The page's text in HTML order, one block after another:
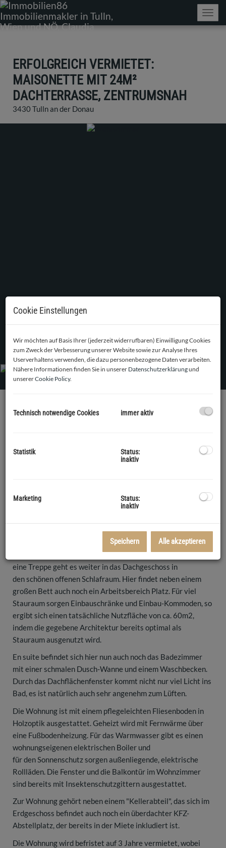
ERFOLGREICH VERMIETET:
MAISONETTE MIT 24M²
DACHTERRASSE, ZENTRUMSNAH
3430 Tulln an der Donau
Wohnzimmer
BESCHREIBUNG
helle 2-Zimmer Maisonette Wohnung in zentrumsnaher
bietet Platz für eine schöne Einbauküche, eine gemütliche
Sofa Ecke sowie einen Esstisch und öffnet sich auf die
Terrasse ist bereits mit 2 großen Markisen ausgestattet. Auf
dieser Etage finden sie außerdem ein WC sowie einen
kleinen Abstellraum mit Platz für die Waschmaschine. Über
eine Treppe geht es weiter in das Dachgeschoss in
den schönen offenen Schlafraum. Hier findet neben einem
großen Bett auch noch ein Arbeitsbereich Platz. Für viel
Stauraum sorgen Einbauschränke und Einbau-Kommoden, so
ergibt sich einen tatsächliche Nutzfläche von ca. 60m2,
indem die gegebene Architektur bereits optimal als
Stauraum ausgenutzt wird.
En suite befindet sich hier nun auch noch das Badezimmer
mit einer schmalen Dusch-Wanne und einem Waschbecken.
Durch das Dachflächenfenster kommt nicht nur viel Licht ins
Bad, es ist natürlich auch sehr angenehm zum Lüften.
Die Wohnung ist mit einem pflegeleichten Fliesenboden in
Holzoptik ausgestattet. Geheizt wird mit Fernwärme über
eine Fußbodenheizung. Für das Warmwasser gibt es einen
wohnungseigenen elektrischen Boiler und
für den Sonnenschutz sorgen außenliegende, elektrische
Rollläden. Die Fenster und die Balkontür im Wohnzimmer
sind bereits mit Insektenschutzgittern ausgestattet.
Zur Wohnung gehört neben einem "Kellerabteil", das sich im
Erdgeschoss befindet auch noch ein überdachter KFZ-
Abstellplatz, der bereits in der Miete inkludiert ist.
Die Wohnung wird befristet auf 3 Jahre vermietet, wobei
Cookie Einstellungen
Wir möchten auf Basis Ihrer (jederzeit widerrufbaren) Einwilligung Cookies
zum Zweck der Verbesserung unserer Website sowie zur Analyse Ihres
Userverhaltens verwenden, die dazu personenbezogene Daten verarbeiten.
Nähere Informationen finden Sie in unserer Datenschutzerklärungund
unsererCookie Policy.
Technisch notwendige Cookies immer aktiv
Statistik
Status:
inaktiv
Marketing
Status:
inaktiv
Speichern Alle akzeptieren